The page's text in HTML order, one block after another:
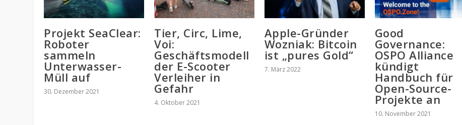
Projekt SeaClear:
Roboter
sammeln
Unterwasser-
Müll auf
30. Dezember 2021
Tier, Circ, Lime,
Voi:
Geschäftsmodell
der E-Scooter
Verleiher in
Gefahr
4. Oktober 2021
Apple-Gründer
Wozniak: Bitcoin
ist „pures Gold“
7. März 2022
Good
Governance:
OSPO Alliance
kündigt
Handbuch für
Open-Source-
Projekte an
10. November 2021